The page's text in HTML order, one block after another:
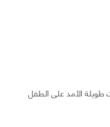
طويلة الأمد على الطفل